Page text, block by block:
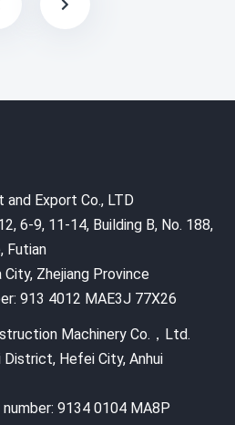
Export Co., LTD
6-9, 11-14, Building B, No. 188,
Futian
Zhejiang Province
913 4012 MAE3J 77X26
Machinery Co.，Ltd.
District, Hefei City, Anhui
9134 0104 MA8P